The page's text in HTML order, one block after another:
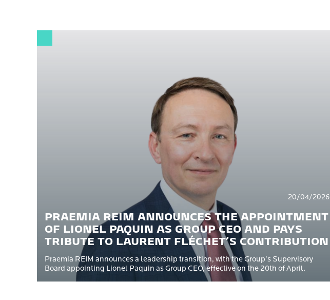
20/04/2026
PRAEMIA REIM ANNOUNCES THE APPOINTMENT
OF LIONEL PAQUIN AS GROUP CEO AND PAYS
TRIBUTE TO LAURENT FLÉCHET’S CONTRIBUTION
Praemia REIM announces a leadership transition, with the Group’s Supervisory
Board appointing Lionel Paquin as Group CEO, effective on the 20th of April.